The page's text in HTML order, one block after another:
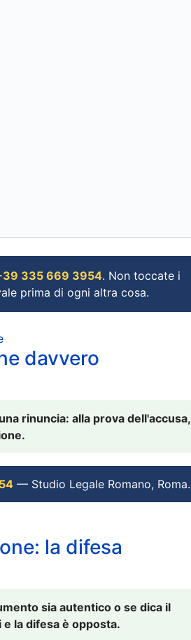
335 669 3954. Non toccate i
prima di ogni altra cosa.
davvero
rinuncia: alla prova dell'accusa,
— Studio Legale Romano, Roma.
la difesa
sia autentico o se dica il
la difesa è opposta.